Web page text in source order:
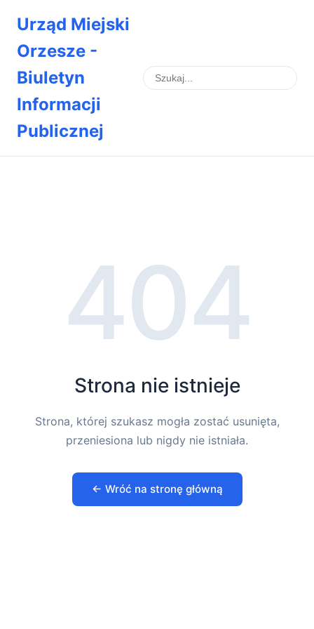
Urząd Miejski
Orzesze -
Biuletyn
Informacji
Publicznej
404
Strona nie istnieje
Strona, której szukasz mogła zostać usunięta,
przeniesiona lub nigdy nie istniała.
← Wróć na stronę główną